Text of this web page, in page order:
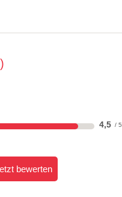
4,5
bewerten